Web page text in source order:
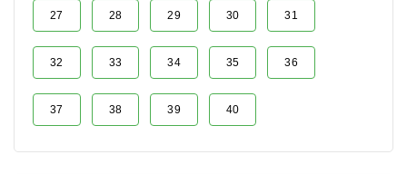
27 28 29 30 31
32 33 34 35 36
37 38 39 40